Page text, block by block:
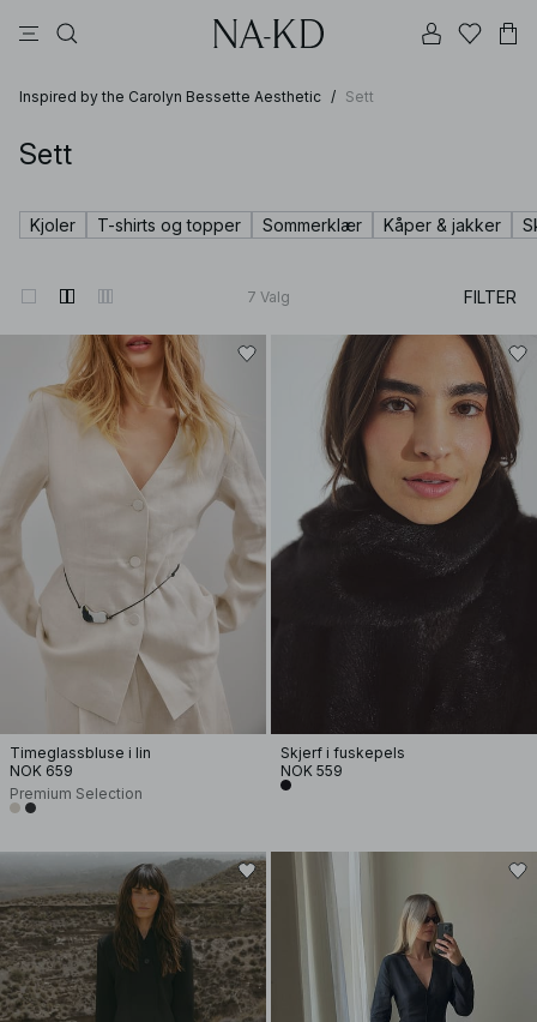
Inspired by the Carolyn Bessette Aesthetic / Sett
Sett
Kjoler T-shirts og topper Sommerklær Kåper & jakker
7 Valg FILTER
Timeglassbluse i lin
NOK 659
Premium Selection
Skjerf i fuskepels
NOK 559